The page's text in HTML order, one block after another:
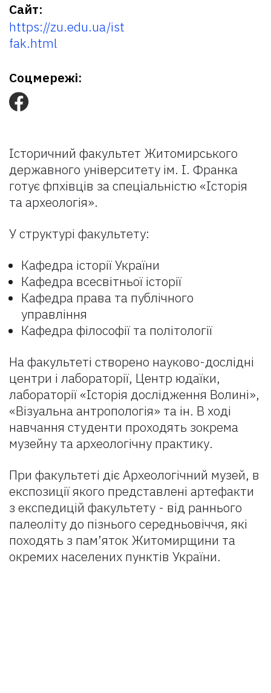
Історичний факультет Житомирського
державного університету ім. І. Франка
готує фпхівців за спеціальністю «Історія
та археологія».
У структурі факультету:
Кафедра історії України
Кафедра всесвітньої історії
Кафедра права та публічного
управління
Кафедра філософії та політології
На факультеті створено науково-дослідні
центри і лабораторії, Центр юдаїки,
лабораторії «Історія дослідження Волині»,
«Візуальна антропологія» та ін. В ході
навчання студенти проходять зокрема
музейну та археологічну практику.
При факультеті діє Археологічний музей, в
експозиції якого представлені артефакти
з експедицій факультету - від раннього
палеоліту до пізнього середньовіччя, які
походять з пам’яток Житомирщини та
окремих населених пунктів України.
Сайт:
https://zu.edu.ua/ist
fak.html
Соцмережі: